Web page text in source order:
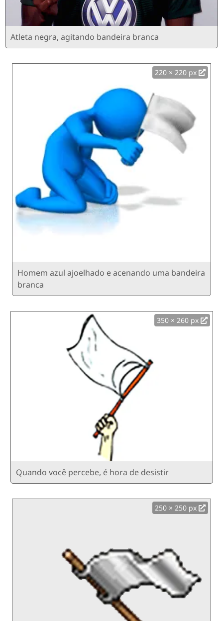
Atleta negra, agitando bandeira branca
220 × 220 px
Homem azul ajoelhado e acenando uma bandeira
branca
350 × 260 px
Quando você percebe, é hora de desistir
250 × 250 px